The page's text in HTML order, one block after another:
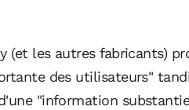
(et les autres fabricants)
des utilisateurs"
"information